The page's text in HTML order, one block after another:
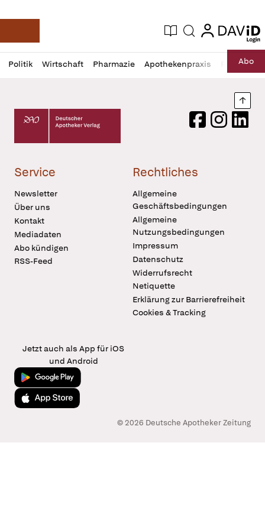
Deutsche Apotheker Zeitung
Aktuelle Ausgabe
Suche login
login
Politik Wirtschaft Pharmazie Apothekenpraxis RechtAbo
Profil
öffnen
Daz
Pur
Deutscher Apotheker Verlag Logo
FacebookInstagram
Service
Newsletter
Über uns
Kontakt
Mediadaten
Abo kündigen
RSS-Feed
Rechtliches
Allgemeine
Geschäftsbedingungen
Allgemeine
Nutzungsbedingungen
Impressum
Datenschutz
Widerrufsrecht
Netiquette
Erklärung zur Barrierefreiheit
Cookies & Tracking
Jetzt auch als App für iOS
und Android
Jetzt bei Google Play
Laden im App Store
© 2026 Deutsche Apotheker Zeitung